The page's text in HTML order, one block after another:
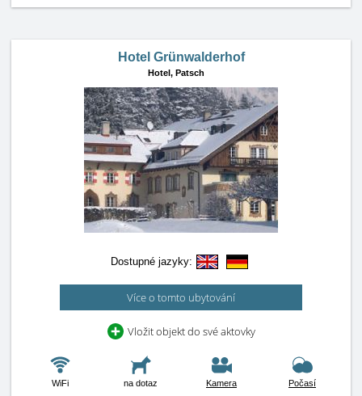
Hotel Grünwalderhof
Hotel, Patsch
Dostupné jazyky:
Více o tomto ubytování
Vložit objekt do své aktovky
WiFi na dotaz Kamera Počasí